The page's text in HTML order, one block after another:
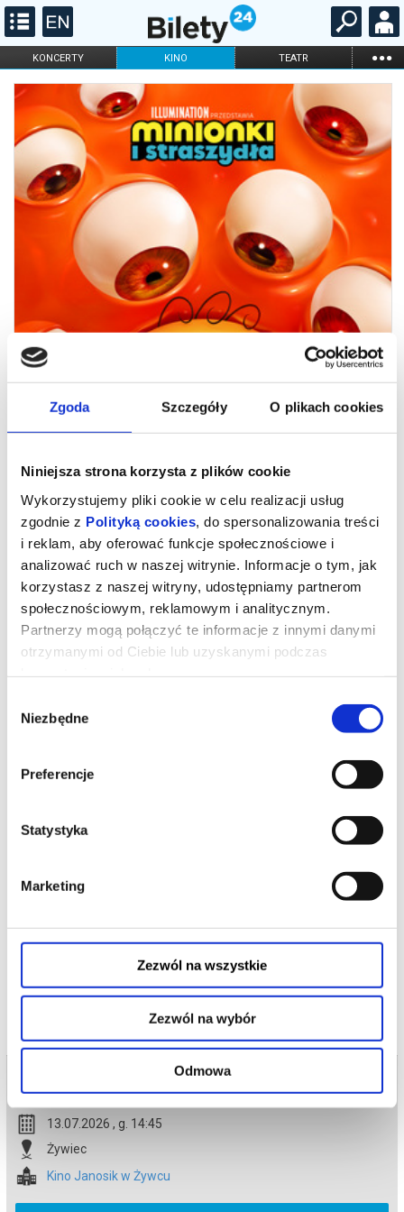
Zgoda Szczegóły O plikach cookies
Niniejsza strona korzysta z plików cookie
Wykorzystujemy pliki cookie w celu realizacji usług
zgodnie z Polityką cookies , do spersonalizowania treści
i reklam, aby oferować funkcje społecznościowe i
analizować ruch w naszej witrynie. Informacje o tym, jak
korzystasz z naszej witryny, udostępniamy partnerom
społecznościowym, reklamowym i analitycznym.
Partnerzy mogą połączyć te informacje z innymi danymi
otrzymanymi od Ciebie lub uzyskanymi podczas
zgody
Niezbędne
Preferencje
Statystyka
Marketing
Zezwól na wszystkie
Zezwól na wybór
Odmowa
KONCERTY KINO TEATR ...
FILHARMONIA OPERA I BALET
STAND-UP
DLA DZIECI
ONLINE KARNETY
Minionki i straszydła
Po światowym sukcesie najzabawniejszej komedii lata 2024 roku,
„Gru i Minionki: pod przykrywką”, studio Illumination rozszerza
To zuchwała, absurdalna historia o tym, jak Minionki podbiły
spróbować ocalić planetę przed chaosem, który same wywołały.
Bezpieczne zakupy w Bilety24. W przypadku odwołania
wydarzenia, gwarantujemy automatyczny zwrot środków
potwierdzony komunikatem wysyłanym na adres e-mail, podany
13.07.2026 , g. 14:45 (poniedziałek)
13.07.2026 , g. 14:45
Żywiec
Kino Janosik w Żywcu